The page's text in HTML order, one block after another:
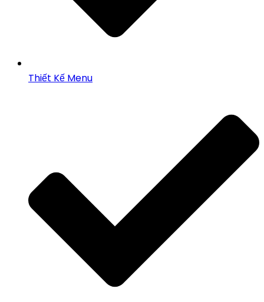
Thiết Kế Menu